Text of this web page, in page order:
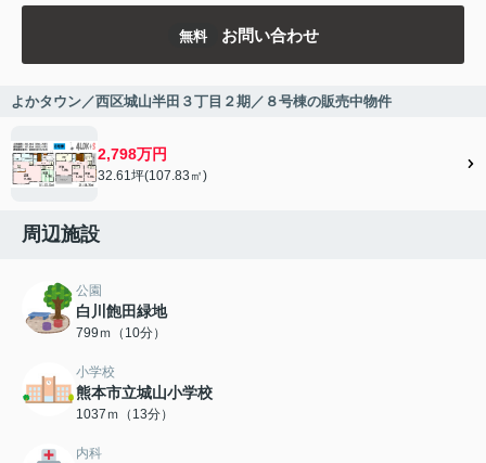
無料 お問い合わせ
よかタウン／西区城山半田３丁目２期／８号棟の販売中物件
2,798万円
32.61坪(107.83㎡)
周辺施設
公園
白川飽田緑地
799ｍ（10分）
小学校
熊本市立城山小学校
1037ｍ（13分）
内科